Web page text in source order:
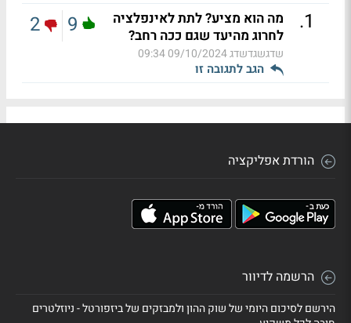
1
.
מה הוא מציע? לתת לאינפלציה
לחרוג מהיעד שגם ככה רחב?
שדגשגדשדג09/10/2024 09:34
הגב לתגובה זו
9
2
הורדת אפליקציה
הרשמה לדיוור
הירשם לסיכום היומי של שוק ההון ולמבזקים של ביזפורטל - ניוזלטרים